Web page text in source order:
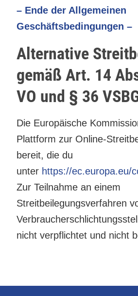
– Ende der Allgemeinen
Geschäftsbedingungen –
Alternative
gemäß Art. 14
VO und § 36
Die Europäische
Plattform zur Online-
bereit, die du
unter https://ec.europa.eu/
Zur Teilnahme an einem
Streitbeilegungsverfahren
nicht verpflichtet und nicht